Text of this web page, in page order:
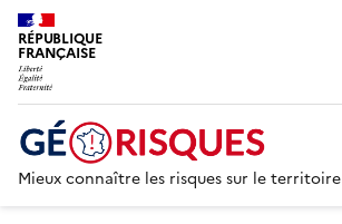
RÉPUBLIQUE
FRANÇAISE
Mieux connaître les risques sur le territoire